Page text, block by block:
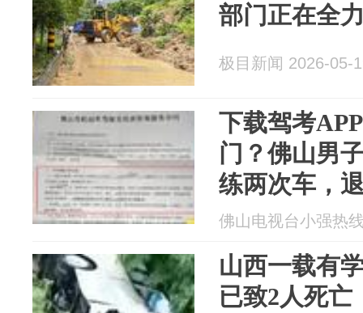
部门正在全
极目新闻 2026-05-
下载驾考
门？佛山男
练两次车，
通部门：它
佛山电视台小强热
山西一载有
已致2人死亡